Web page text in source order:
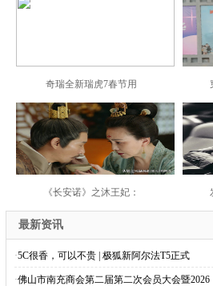
奇瑞全新瑞虎7春节用
《长安诺》之沐王妃：
最新资讯
·5C很香，可以不贵 | 极狐新阿尔法T5正式
·佛山市南充商会第二届第二次会员大会暨2026